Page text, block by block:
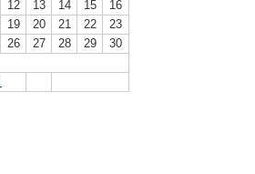
12 13 14 15
16
19 20 21 22
23
26 27 28 29
30